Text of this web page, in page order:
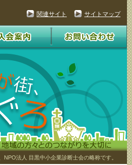
関連サイト サイトマップ
NPO法人 目黒中小企業診断士会の略称です。